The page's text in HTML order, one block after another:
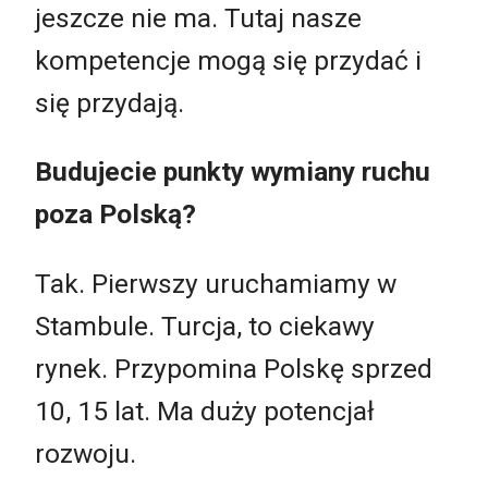
jeszcze nie ma. Tutaj nasze
kompetencje mogą się przydać i
się przydają.
Budujecie punkty wymiany ruchu
poza Polską?
Tak. Pierwszy uruchamiamy w
Stambule. Turcja, to ciekawy
rynek. Przypomina Polskę sprzed
10, 15 lat. Ma duży potencjał
rozwoju.